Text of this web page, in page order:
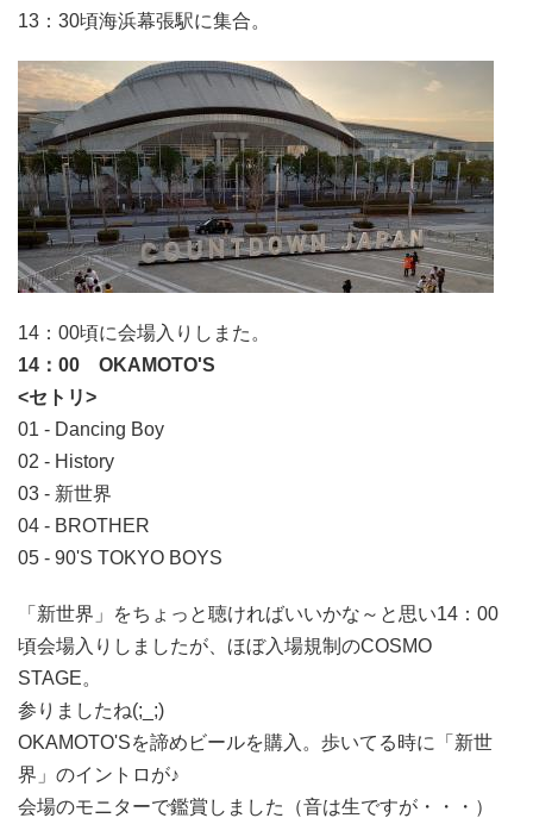
13：30頃海浜幕張駅に集合。
14：00頃に会場入りしまた。
14：00 OKAMOTO'S
<セトリ>
01 - Dancing Boy
02 - History
03 - 新世界
04 - BROTHER
05 - 90'S TOKYO BOYS
「新世界」をちょっと聴ければいいかな～と思い14：00
頃会場入りしましたが、ほぼ入場規制のCOSMO
STAGE。
参りましたね(;_;)
OKAMOTO'Sを諦めビールを購入。歩いてる時に「新世
界」のイントロが♪
会場のモニターで鑑賞しました（音は生ですが・・・）